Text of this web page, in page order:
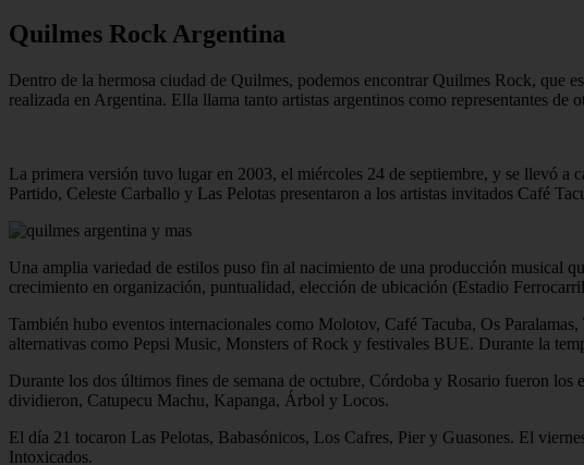
Quilmes Rock Argentina
Dentro de la hermosa ciudad de Quilmes, podemos encontrar Quilmes Rock, que
realizada en Argentina. Ella llama tanto artistas argentinos como representantes
La primera versión tuvo lugar en 2003, el miércoles 24 de septiembre, y se llevó
Partido, Celeste Carballo y Las Pelotas presentaron a los artistas invitados Café
Una amplia variedad de estilos puso fin al nacimiento de una producción musical
crecimiento en organización, puntualidad, elección de ubicación (Estadio
También hubo eventos internacionales como Molotov, Café Tacuba, Os
alternativas como Pepsi Music, Monsters of Rock y festivales BUE. Durante la
Durante los dos últimos fines de semana de octubre, Córdoba y Rosario fueron los
dividieron, Catupecu Machu, Kapanga, Árbol y Locos.
El día 21 tocaron Las Pelotas, Babasónicos, Los Cafres, Pier y Guasones. El
Intoxicados.